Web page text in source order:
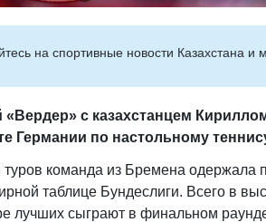
на cпортивные новости Казахстана и
«Вердер» с казахстанцем
Германии по настольному
команда из Бремена одержала
таблице Бундеслиги. Всего в
лучших сыграют в финальном